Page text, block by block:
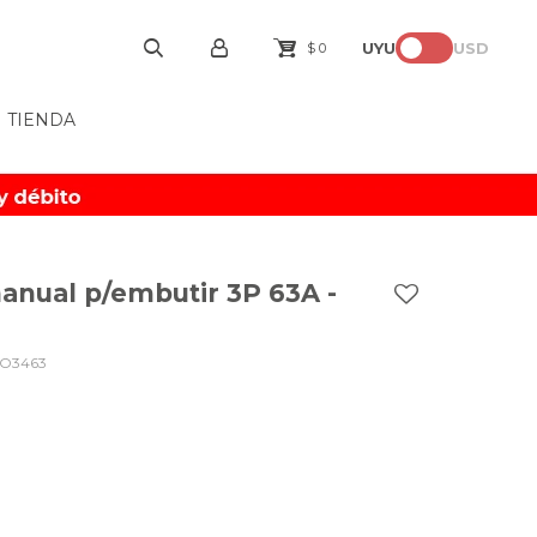
TIENDA
$ 0 UYU USD
p/embutir 3P 63A -